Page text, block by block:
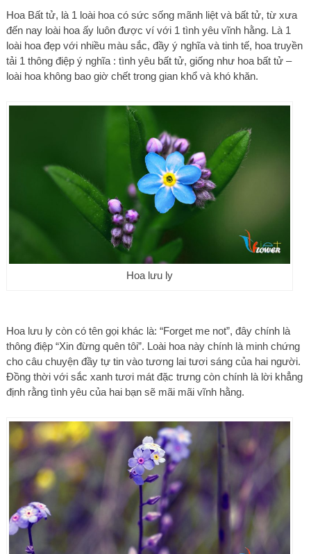
Hoa Bất tử, là 1 loài hoa có sức sống mãnh liệt và bất tử, từ xưa
đến nay loài hoa ấy luôn được ví với 1 tình yêu vĩnh hằng. Là 1
loài hoa đẹp với nhiều màu sắc, đầy ý nghĩa và tinh tế, hoa truyền
tải 1 thông điệp ý nghĩa : tình yêu bất tử, giống như hoa bất tử –
loài hoa không bao giờ chết trong gian khổ và khó khăn.
Hoa lưu ly
Hoa lưu ly còn có tên gọi khác là: “Forget me not”, đây chính là
thông điệp “Xin đừng quên tôi”. Loài hoa này chính là minh chứng
cho câu chuyện đầy tự tin vào tương lai tươi sáng của hai người.
Đồng thời với sắc xanh tươi mát đặc trưng còn chính là lời khẳng
định rằng tình yêu của hai bạn sẽ mãi mãi vĩnh hằng.